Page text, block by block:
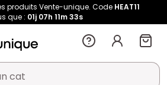
produits Vente-unique. Code HEAT11
que : 01j 07h 11m 33s